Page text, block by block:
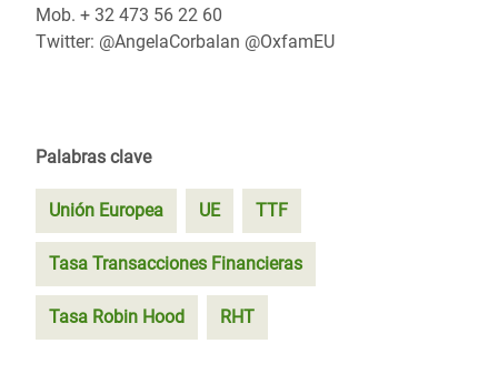
Mob. + 32 473 56 22 60
Twitter: @AngelaCorbalan @OxfamEU
Palabras clave
Unión Europea UE TTF
Tasa Transacciones Financieras
Tasa Robin Hood RHT